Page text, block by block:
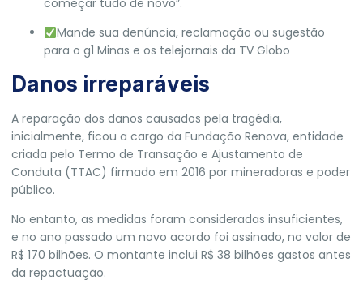
Mande sua denúncia, reclamação ou sugestão
para o g1 Minas e os telejornais da TV Globo
Danos irreparáveis
A reparação dos danos causados pela tragédia,
inicialmente, ficou a cargo da Fundação Renova, entidade
criada pelo Termo de Transação e Ajustamento de
Conduta (TTAC) firmado em 2016 por mineradoras e poder
público.
No entanto, as medidas foram consideradas insuficientes,
e no ano passado um novo acordo foi assinado, no valor de
R$ 170 bilhões. O montante inclui R$ 38 bilhões gastos antes
da repactuação.